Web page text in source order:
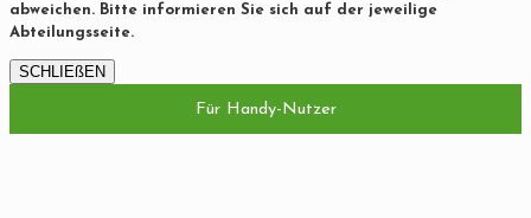
abweichen. Bitte informieren Sie sich auf der jeweilige
Abteilungsseite.
SCHLIEßEN
Für Handy-Nutzer